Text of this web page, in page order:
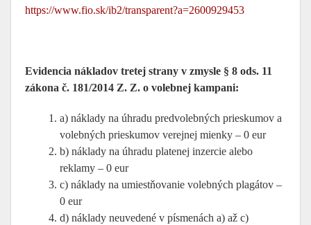
https://www.fio.sk/ib2/transparent?a=2600929453
Evidencia nákladov tretej strany v zmysle § 8 ods. 11
zákona č. 181/2014 Z. Z. o volebnej kampani:
a) náklady na úhradu predvolebných prieskumov a
volebných prieskumov verejnej mienky – 0 eur
b) náklady na úhradu platenej inzercie alebo
reklamy – 0 eur
c) náklady na umiestňovanie volebných plagátov –
0 eur
d) náklady neuvedené v písmenách a) až c)